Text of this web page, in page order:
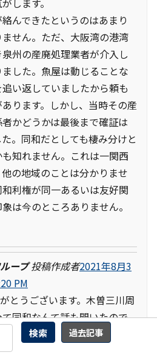
検索 過去記事
します。
んできたというのはあまり
せん。ただ、大阪湾の港湾
州の産廃処理業者が介入し
した。魚屋は動じることな
い返していましたから頼も
ります。しかし、当時その産
かどうかは最後まで確証は
。同和だとしても棲み分けと
知れません。これは一関西
の地域のことは分かりませ
利権が同一あるいは友好関
は今のところありません。
ープ 投稿作成者2021年8月3
PM
とうございます。木曽三川周
同和なんて話も聞いたので
眉唾です。